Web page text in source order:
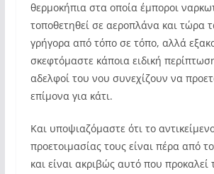
θερμοκήπια στα οποία έμποροι
τοποθετηθεί σε αεροπλάνα και τώρα
γρήγορα από τόπο σε τόπο, αλλά
σκεφτόμαστε κάποια ειδική
αδελφοί του νου συνεχίζουν να
επίμονα για κάτι.
Και υποψιαζόμαστε ότι το
προετοιμασίας τους είναι πέρα ​​από
και είναι ακριβώς αυτό που προκαλεί